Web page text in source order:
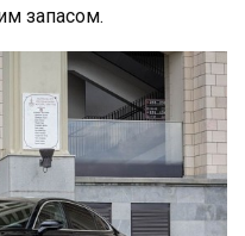
запасом.